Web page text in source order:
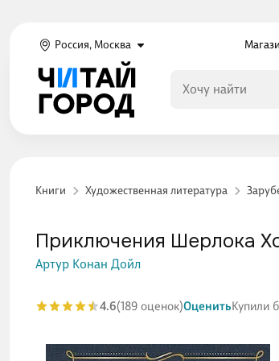
Россия, Москва
Книги Художественная литература
Приключения Шерлока
Артур Конан Дойл
4.6(189 оценок)ОценитьКупили